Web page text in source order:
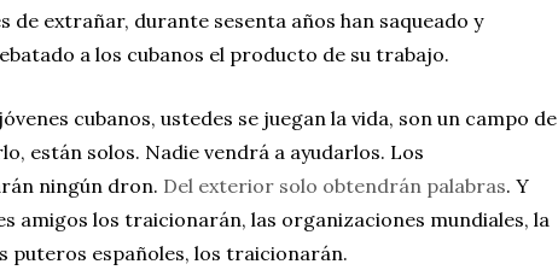
de extrañar, durante sesenta años han saqueado y
a los cubanos el producto de su trabajo.
cubanos, ustedes se juegan la vida, son un campo de
están solos. Nadie vendrá a ayudarlos. Los
ningún dron. Del exterior solo obtendrán palabras. Y
amigos los traicionarán, las organizaciones mundiales, la
puteros españoles, los traicionarán.